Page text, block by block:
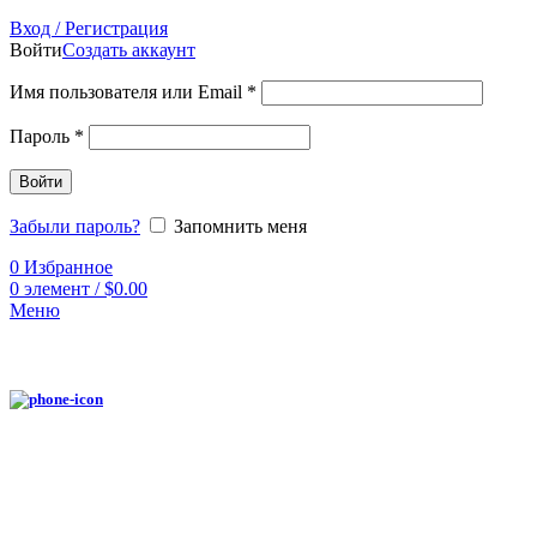
Вход / Регистрация
ВойтиСоздать аккаунт
Имя пользователя или Email *
Пароль *
Войти
Забыли пароль?
Запомнить меня
0 Избранное
0 элемент / $0.00
Меню